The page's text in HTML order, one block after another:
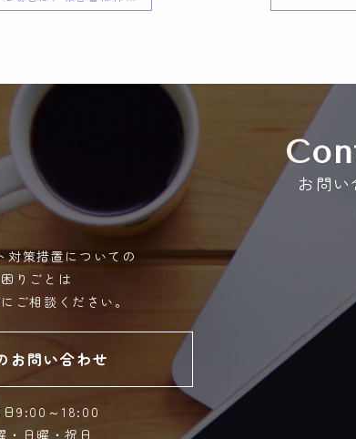
お問
対策措置についての
りごとは
ご相談ください。
お問い合わせ
9:00～18:00
・日曜・祝日